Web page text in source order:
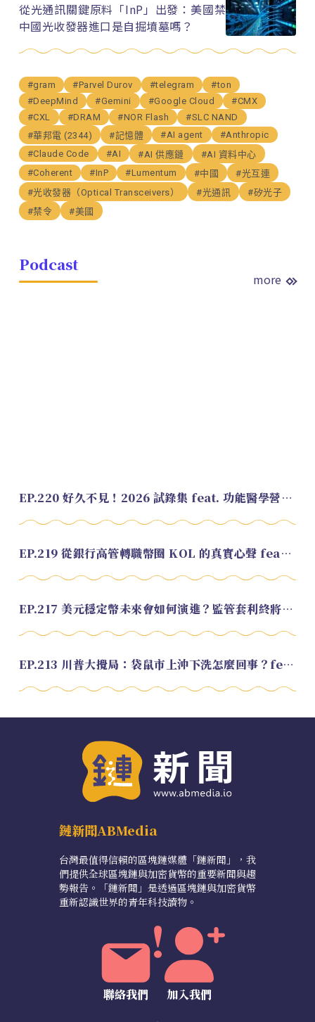
從光通訊關鍵原料「InP」出發：美國禁
中國光收發器進口是自掘墳墓嗎？
#gram #Parvel Durov #telegram
#ton
#DeepMind
#Gemini #Google Cloud
#CMX
#CXL
#DRAM #NOR Flash
#SLC NAND
#華邦電 (2344)
#記憶體 #AI agent
#Anthropic
#Claude Code
#AI #AI 供應鏈
#AI 資料中心
#Coherent
#InP #Lumentum #中國
#光互連
#光收發器（Optical Transceivers）
#光通訊
#矽光子
#禁令
#美國
Podcast
more
EP.220 好久不見！2026 試錄集 feat. 功能醫學營養師 美寶
EP.219 從銀行高管轉職幣圈 KOL 的真實心聲 feat.龜大
EP.217 美元穩定幣未來會如何演進？監管套利終將收斂？feat. 研究員 余哲安
EP.213 川普大攪局：袋鼠市上沖下洗怎麼回事？feat. Alvin
鏈新聞ABMedia
台灣最值得信賴的區塊鏈媒體「鏈新聞」，我
們提供全球區塊鏈與加密貨幣的重要新聞與趨
勢報告。「鏈新聞」是透過區塊鏈與加密貨幣
重新認識世界的青年科技讀物。
聯絡我們 加入我們